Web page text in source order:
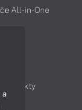
All-in-One
Produkty
a